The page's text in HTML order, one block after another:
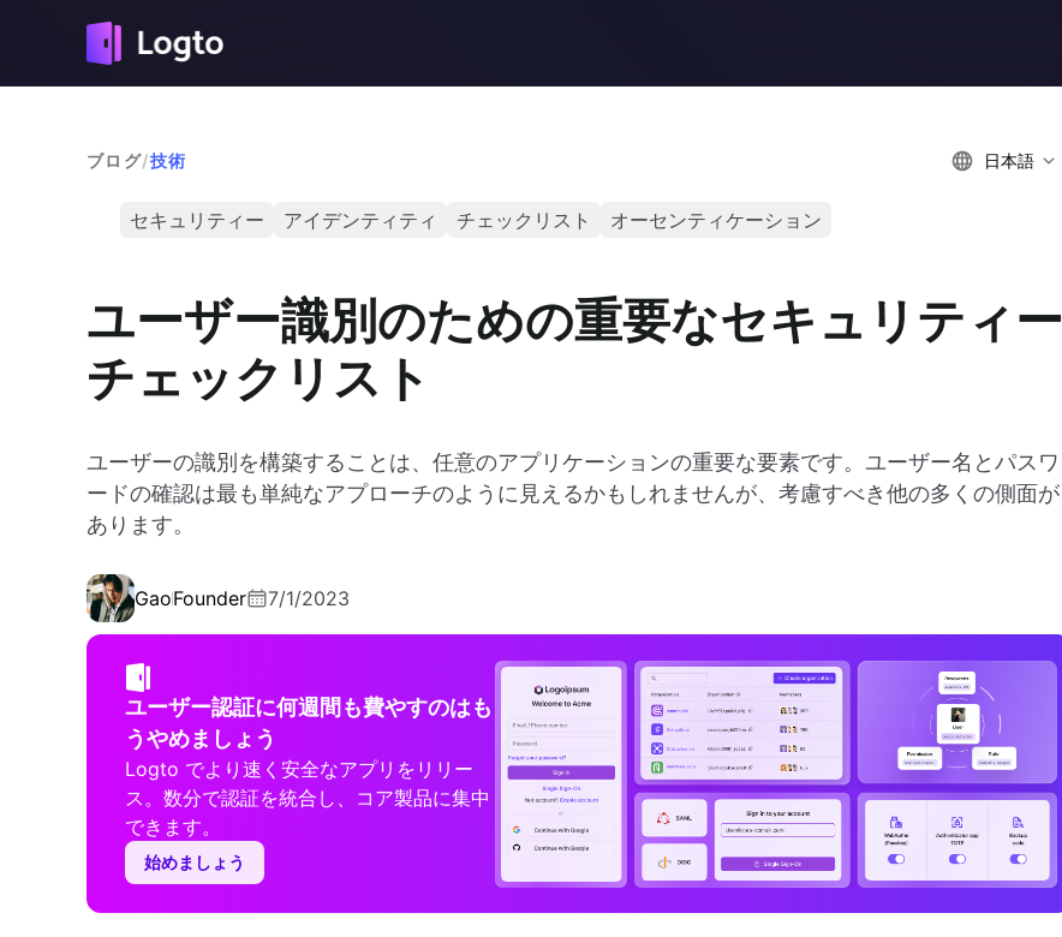
ブログ/技術 日本語
セキュリティー アイデンティティ チェックリスト オーセンティケーション
ユーザー識別のための重要なセキュリティー
チェックリスト
ユーザーの識別を構築することは、任意のアプリケーションの重要な要素です。ユーザー名とパスワ
ードの確認は最も単純なアプローチのように見えるかもしれませんが、考慮すべき他の多くの側面が
あります。
GaoFounder 7/1/2023
ユーザー認証に何週間も費やすのはも
うやめましょう
Logto でより速く安全なアプリをリリー
ス。数分で認証を統合し、コア製品に集中
できます。
始めましょう